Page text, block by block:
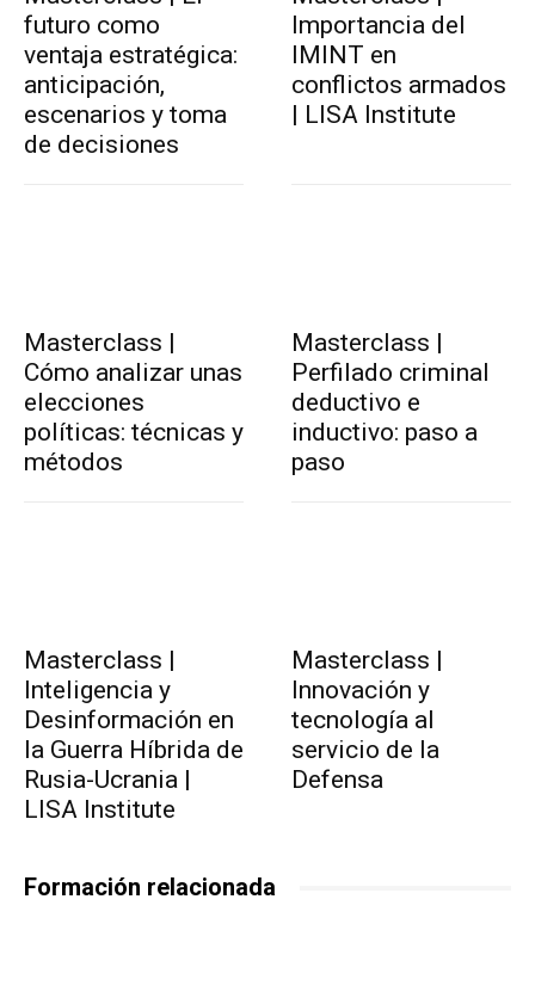
futuro como
ventaja estratégica:
anticipación,
escenarios y toma
de decisiones
Importancia del
IMINT en
conflictos armados
| LISA Institute
Masterclass |
Cómo analizar unas
elecciones
políticas: técnicas y
métodos
Masterclass |
Perfilado criminal
deductivo e
inductivo: paso a
paso
Masterclass |
Inteligencia y
Desinformación en
la Guerra Híbrida de
Rusia-Ucrania |
LISA Institute
Masterclass |
Innovación y
tecnología al
servicio de la
Defensa
Formación relacionada